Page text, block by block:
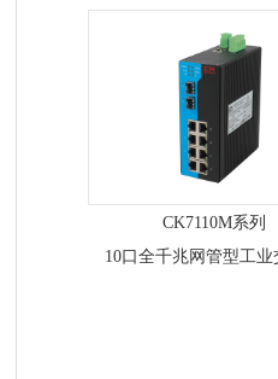
CK7110M系列
10口全千兆网管型工业